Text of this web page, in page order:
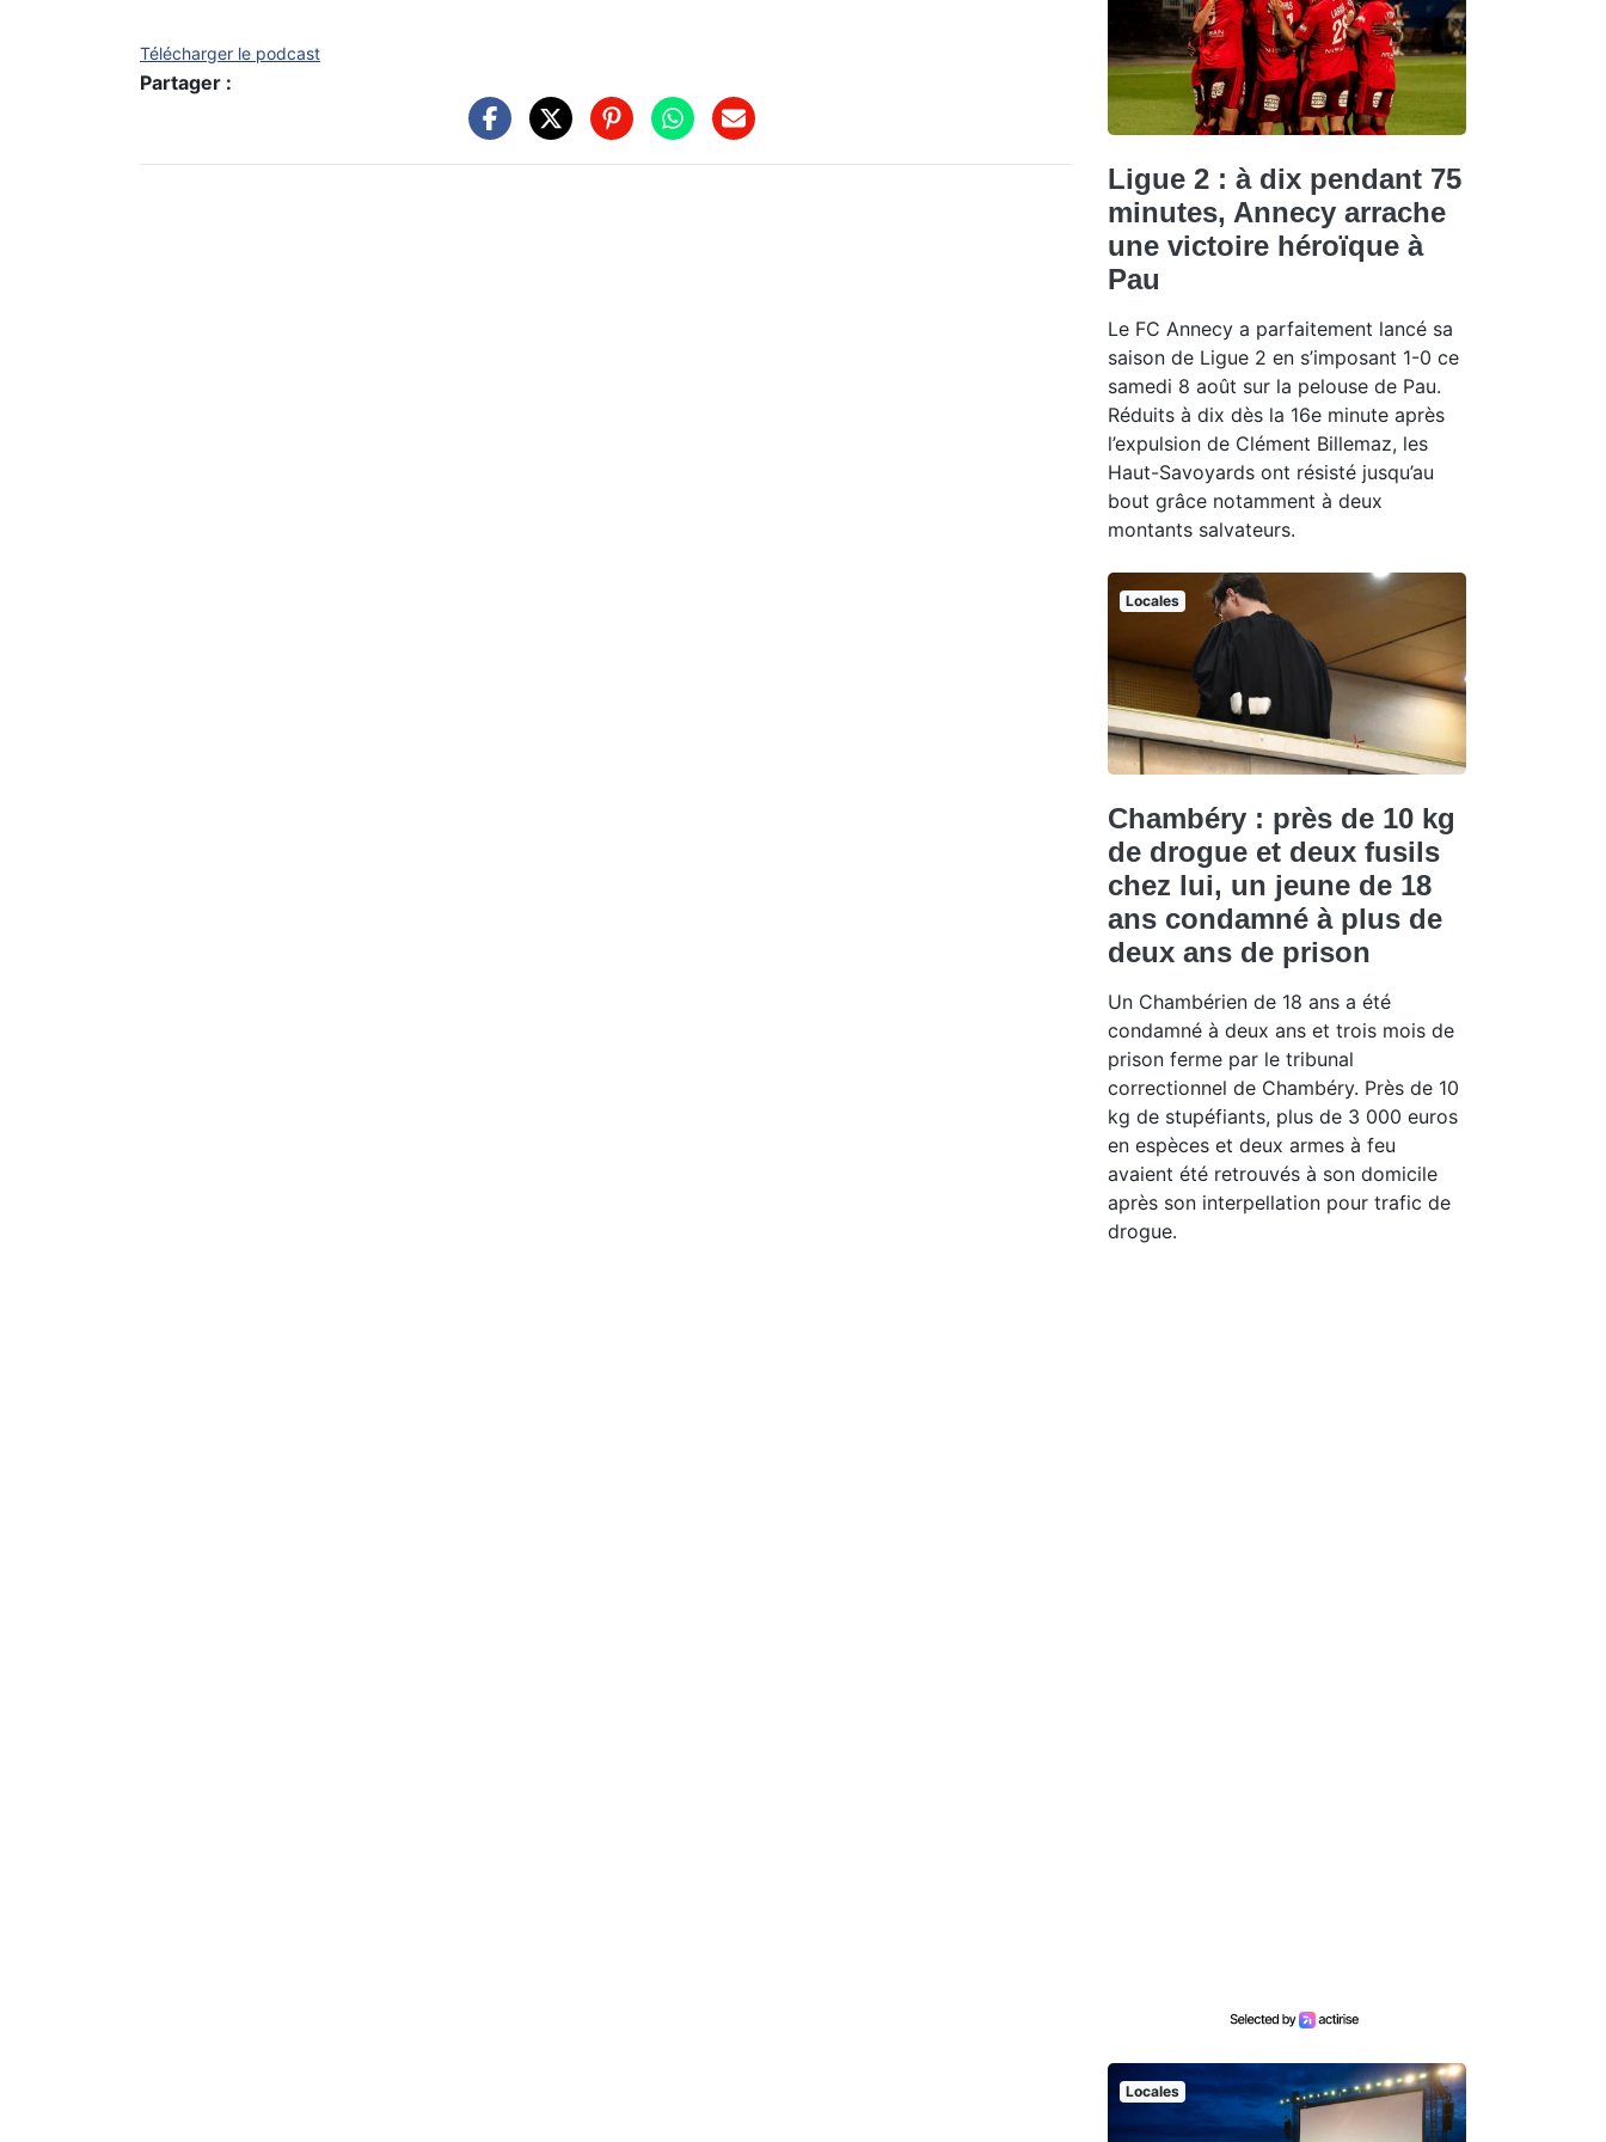
Télécharger le podcast
Partager :
Ligue 2 : à dix pendant 75
minutes, Annecy arrache
une victoire héroïque à
Pau
Le FC Annecy a parfaitement lancé sa
saison de Ligue 2 en s’imposant 1-0 ce
samedi 8 août sur la pelouse de Pau.
Réduits à dix dès la 16e minute après
l’expulsion de Clément Billemaz, les
Haut-Savoyards ont résisté jusqu’au
bout grâce notamment à deux
montants salvateurs.
Locales
Chambéry : près de 10 kg
de drogue et deux fusils
chez lui, un jeune de 18
ans condamné à plus de
deux ans de prison
Un Chambérien de 18 ans a été
condamné à deux ans et trois mois de
prison ferme par le tribunal
correctionnel de Chambéry. Près de 10
kg de stupéfiants, plus de 3 000 euros
en espèces et deux armes à feu
avaient été retrouvés à son domicile
après son interpellation pour trafic de
drogue.
Locales